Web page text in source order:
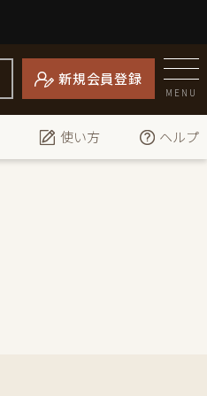
新規会員登録
MENU
使い方 ヘルプ